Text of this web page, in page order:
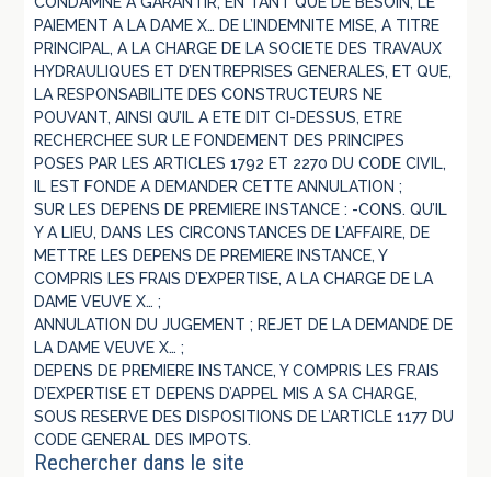
PAIEMENT A LA DAME X… DE L’INDEMNITE MISE, A TITRE
PRINCIPAL, A LA CHARGE DE LA SOCIETE DES TRAVAUX
HYDRAULIQUES ET D’ENTREPRISES GENERALES, ET QUE,
LA RESPONSABILITE DES CONSTRUCTEURS NE
POUVANT, AINSI QU’IL A ETE DIT CI-DESSUS, ETRE
RECHERCHEE SUR LE FONDEMENT DES PRINCIPES
POSES PAR LES ARTICLES 1792 ET 2270 DU CODE CIVIL,
IL EST FONDE A DEMANDER CETTE ANNULATION ;
SUR LES DEPENS DE PREMIERE INSTANCE : -CONS. QU’IL
Y A LIEU, DANS LES CIRCONSTANCES DE L’AFFAIRE, DE
METTRE LES DEPENS DE PREMIERE INSTANCE, Y
COMPRIS LES FRAIS D’EXPERTISE, A LA CHARGE DE LA
DAME VEUVE X… ;
ANNULATION DU JUGEMENT ; REJET DE LA DEMANDE DE
LA DAME VEUVE X… ;
DEPENS DE PREMIERE INSTANCE, Y COMPRIS LES FRAIS
D’EXPERTISE ET DEPENS D’APPEL MIS A SA CHARGE,
SOUS RESERVE DES DISPOSITIONS DE L’ARTICLE 1177 DU
CODE GENERAL DES IMPOTS.
Rechercher dans le site